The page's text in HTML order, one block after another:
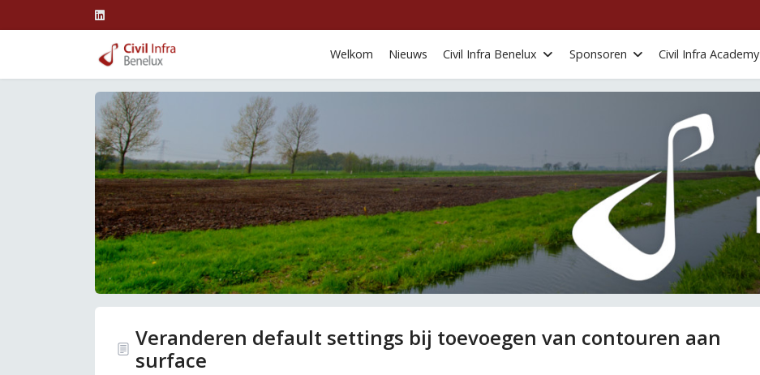
Welkom Nieuws Civil Infra Benelux Sponsoren Civil Infra Academy
Veranderen default settings bij toevoegen van contouren aan
surface